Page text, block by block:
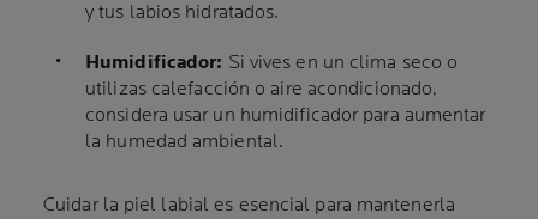
y tus labios hidratados.
Humidificador: Si vives en un clima seco o
utilizas calefacción o aire acondicionado,
considera usar un humidificador para aumentar
la humedad ambiental.
Cuidar la piel labial es esencial para mantenerla